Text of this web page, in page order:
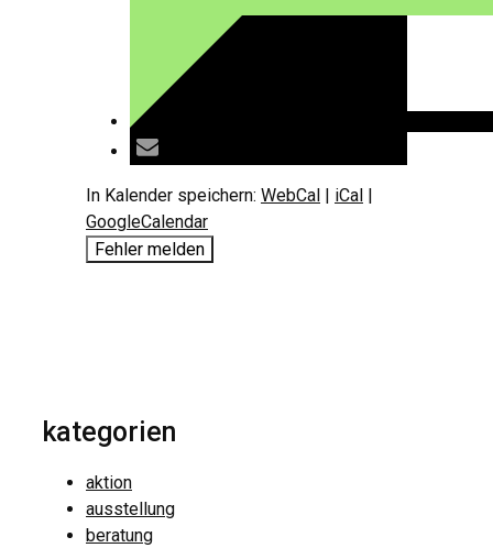
In Kalender speichern: WebCal | iCal |
GoogleCalendar
Fehler melden
kategorien
aktion
ausstellung
beratung